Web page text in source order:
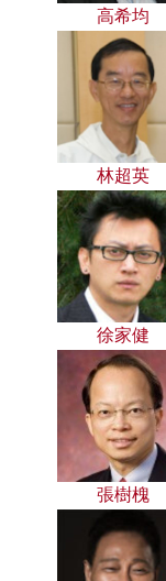
高希均
林超英
徐家健
張樹槐